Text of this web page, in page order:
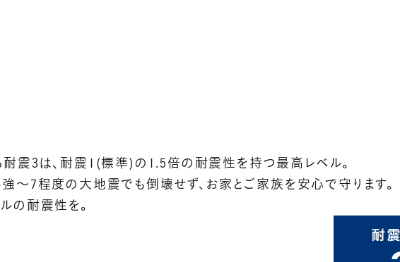
震3は、耐震1(標準)の1.5倍の耐震性を持つ最高レベル。
～7程度の大地震でも倒壊せず、お家とご家族を安心で守ります。
の耐震性を。